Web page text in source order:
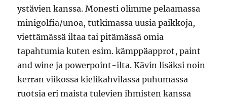
ystävien kanssa. Monesti olimme pelaamassa
minigolfia/unoa, tutkimassa uusia paikkoja,
viettämässä iltaa tai pitämässä omia
tapahtumia kuten esim. kämppäapprot, paint
and wine ja powerpoint-ilta. Kävin lisäksi noin
kerran viikossa kielikahvilassa puhumassa
ruotsia eri maista tulevien ihmisten kanssa